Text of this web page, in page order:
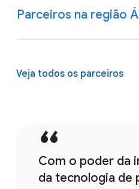
Parceiros na região
Veja todos os parceiros
Com o poder da
da tecnologia de